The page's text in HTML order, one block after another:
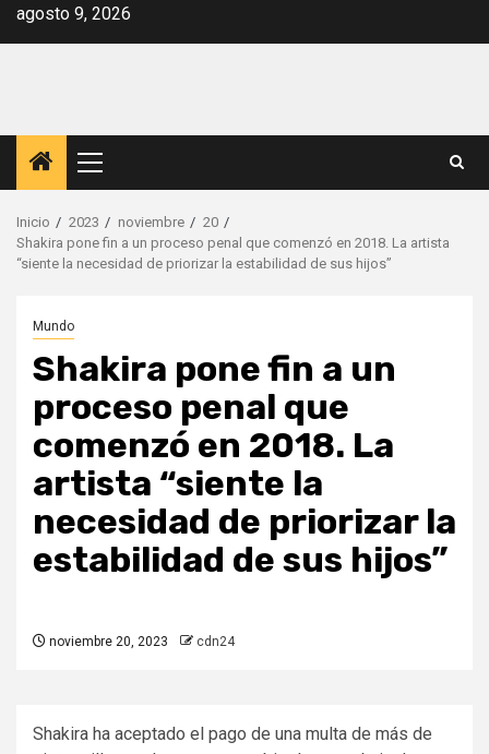
Saltar
agosto 9, 2026
Menú
principal
Inicio 2023 noviembre
20
Shakira pone fin a un proceso penal que comenzó en 2018. La artista
“siente la necesidad de priorizar la estabilidad de sus hijos”
Mundo
Shakira pone fin a un
proceso penal que
comenzó en 2018. La
artista “siente la
necesidad de priorizar la
estabilidad de sus hijos”
noviembre 20, 2023 cdn24
Shakira ha aceptado el pago de una multa de más de